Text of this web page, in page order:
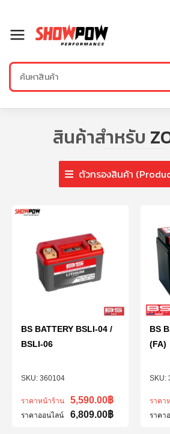
สินค้าสำหรับ
ตัวกรองสินค้า
360104
BS BATTERY BSLI-04 /
BSLI-06
ราคาหน้าร้าน 5,590.00฿
ราคาออนไลน์ 6,809.00฿
BS
(FA)
ราคา
ราคา